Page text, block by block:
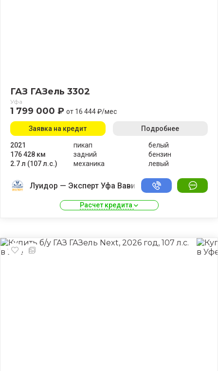
ГАЗ ГАЗель 3302
Уфа
1 799 000 ₽ от 16 444 ₽/мес
2021
176 428 км
2.7 л (107 л.с.)
пикап
задний
механика
белый
бензин
левый
Заявка на кредит Подробнее
Луидор — Эксперт Уфа Вавилово
Расчет кредита